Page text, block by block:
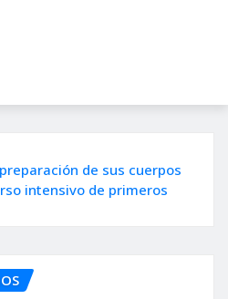
de sus cuerpos
intensivo de primeros